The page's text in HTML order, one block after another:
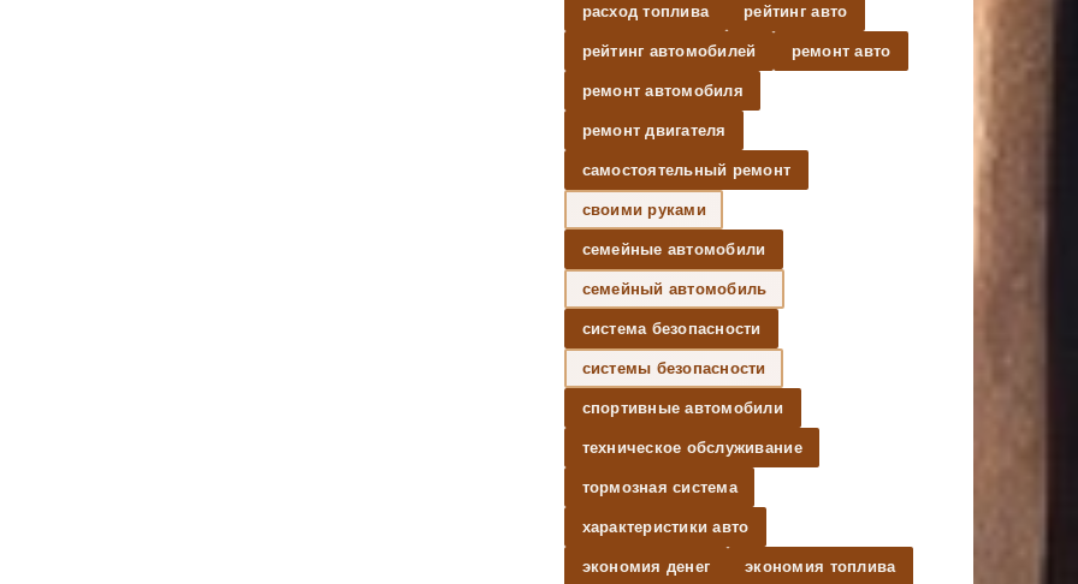
расход топлива рейтинг авто
рейтинг автомобилей ремонт авто
ремонт автомобиля
ремонт двигателя
самостоятельный ремонт
своими руками
семейные автомобили
семейный автомобиль
система безопасности
системы безопасности
спортивные автомобили
техническое обслуживание
тормозная система
характеристики авто
экономия денег экономия топлива